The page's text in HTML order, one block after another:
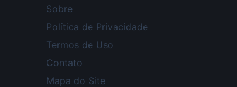
Sobre
Política de Privacidade
Termos de Uso
Contato
Mapa do Site